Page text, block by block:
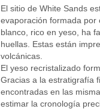
El sitio de White Sands
evaporación formada por
blanco, rico en yeso, ha
huellas. Estas están
volcánicas.
El yeso recristalizado
Gracias a la estratigrafía
encontradas en las
estimar la cronología